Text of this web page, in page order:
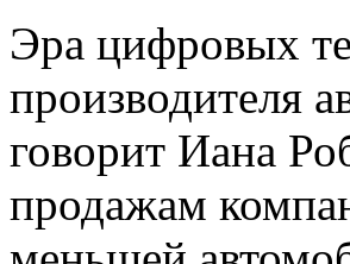
Эра цифровых
производителя
говорит Иана
продажам